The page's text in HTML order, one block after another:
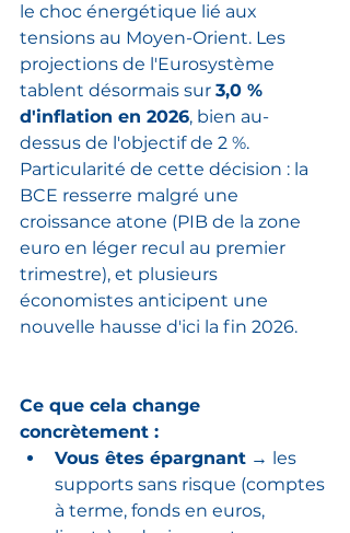
le choc énergétique lié aux
tensions au Moyen-Orient. Les
projections de l'Eurosystème
tablent désormais sur 3,0 %
d'inflation en 2026, bien au-
dessus de l'objectif de 2 %.
Particularité de cette décision : la
BCE resserre malgré une
croissance atone (PIB de la zone
euro en léger recul au premier
trimestre), et plusieurs
économistes anticipent une
nouvelle hausse d'ici la fin 2026.
Ce que cela change
concrètement :
Vous êtes épargnant → les
supports sans risque (comptes
à terme, fonds en euros,